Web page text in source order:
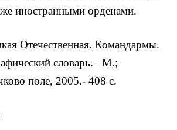
иностранными орденами.
Отечественная. Командармы.
словарь. –М.;
поле, 2005.- 408 с.